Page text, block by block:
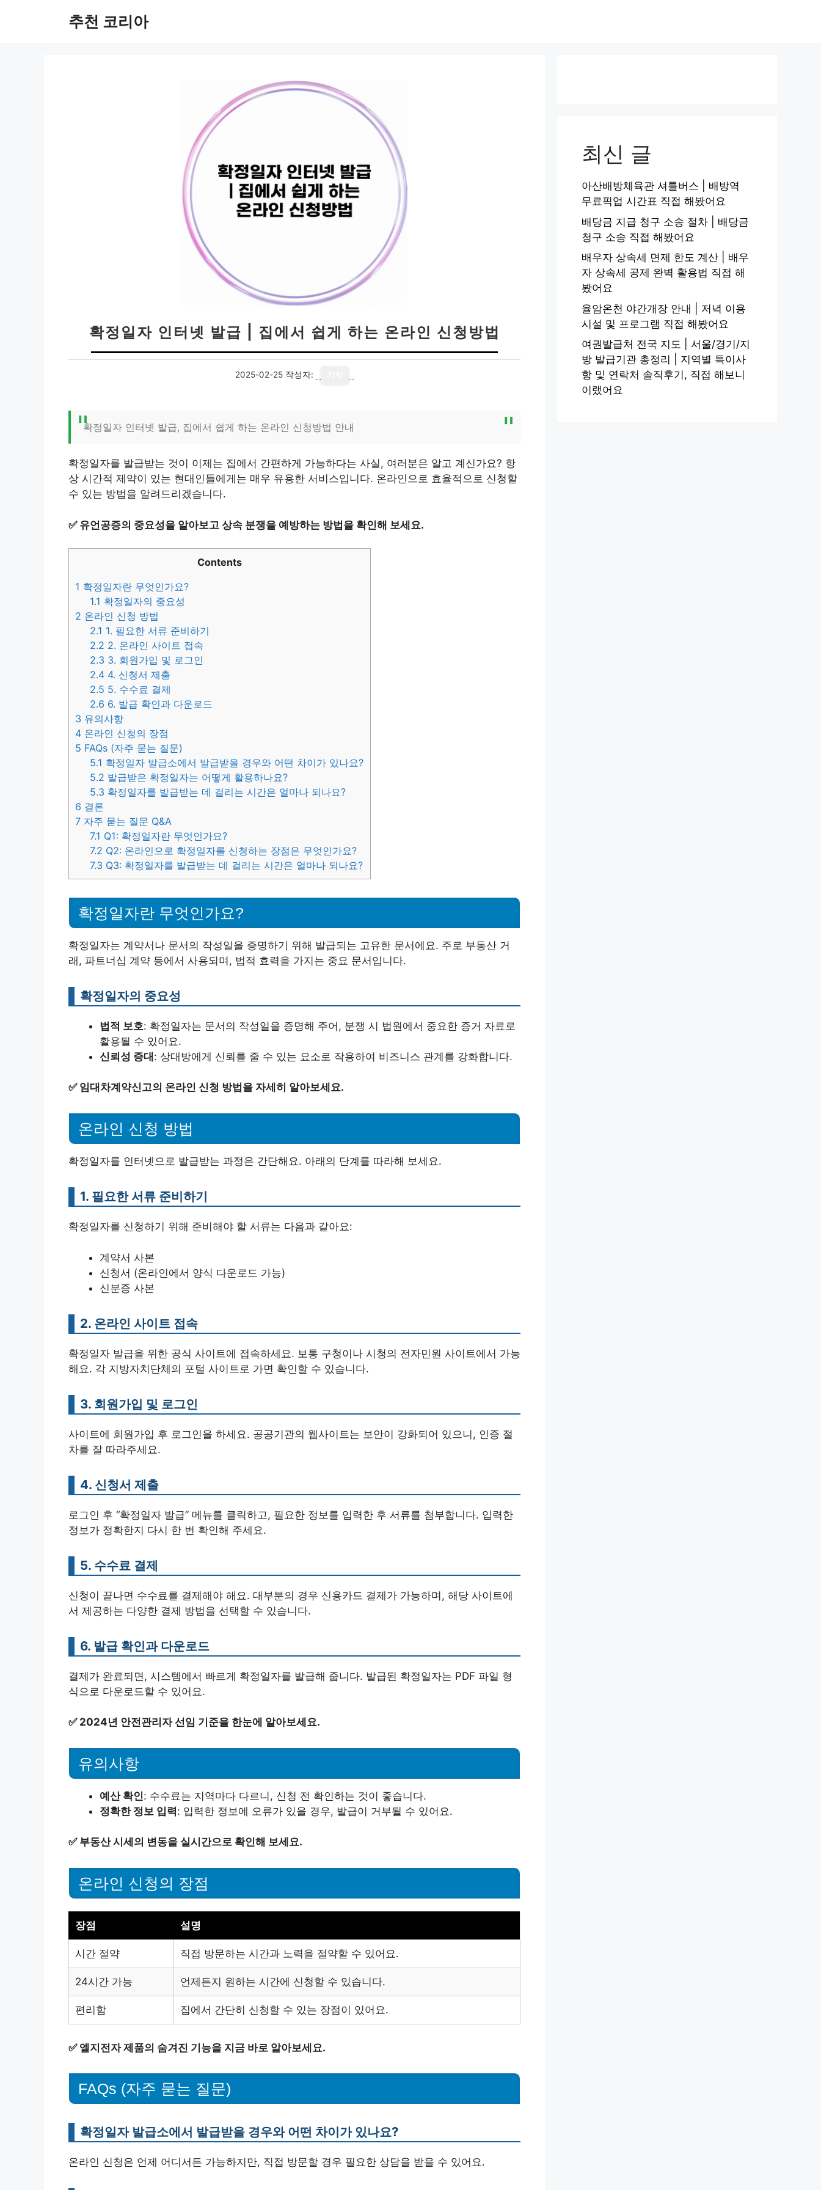
추천 코리아
확정일자 인터넷 발급 | 집에서 쉽게 하는 온라인 신청방법
2025-02-25 작성자:
확정일자 인터넷 발급, 집에서 쉽게 하는 온라인 신청방법 안내
확정일자를 발급받는 것이 이제는 집에서 간편하게 가능하다는 사실, 여러분은 알고 계신가요? 항
상 시간적 제약이 있는 현대인들에게는 매우 유용한 서비스입니다. 온라인으로 효율적으로 신청할
수 있는 방법을 알려드리겠습니다.
✅ 유언공증의 중요성을 알아보고 상속 분쟁을 예방하는 방법을 확인해 보세요.
Contents
1 확정일자란 무엇인가요?
1.1 확정일자의 중요성
2 온라인 신청 방법
2.1 1. 필요한 서류 준비하기
2.2 2. 온라인 사이트 접속
2.3 3. 회원가입 및 로그인
2.4 4. 신청서 제출
2.5 5. 수수료 결제
2.6 6. 발급 확인과 다운로드
3 유의사항
4 온라인 신청의 장점
5 FAQs (자주 묻는 질문)
5.1 확정일자 발급소에서 발급받을 경우와 어떤 차이가 있나요?
5.2 발급받은 확정일자는 어떻게 활용하나요?
5.3 확정일자를 발급받는 데 걸리는 시간은 얼마나 되나요?
6 결론
7 자주 묻는 질문 Q&A
7.1 Q1: 확정일자란 무엇인가요?
7.2 Q2: 온라인으로 확정일자를 신청하는 장점은 무엇인가요?
7.3 Q3: 확정일자를 발급받는 데 걸리는 시간은 얼마나 되나요?
확정일자란 무엇인가요?
확정일자는 계약서나 문서의 작성일을 증명하기 위해 발급되는 고유한 문서에요. 주로 부동산 거
래, 파트너십 계약 등에서 사용되며, 법적 효력을 가지는 중요 문서입니다.
확정일자의 중요성
법적 보호: 확정일자는 문서의 작성일을 증명해 주어, 분쟁 시 법원에서 중요한 증거 자료로
활용될 수 있어요.
신뢰성 증대: 상대방에게 신뢰를 줄 수 있는 요소로 작용하여 비즈니스 관계를 강화합니다.
✅ 임대차계약신고의 온라인 신청 방법을 자세히 알아보세요.
온라인 신청 방법
확정일자를 인터넷으로 발급받는 과정은 간단해요. 아래의 단계를 따라해 보세요.
1. 필요한 서류 준비하기
확정일자를 신청하기 위해 준비해야 할 서류는 다음과 같아요:
계약서 사본
신청서 (온라인에서 양식 다운로드 가능)
신분증 사본
2. 온라인 사이트 접속
확정일자 발급을 위한 공식 사이트에 접속하세요. 보통 구청이나 시청의 전자민원 사이트에서 가능
해요. 각 지방자치단체의 포털 사이트로 가면 확인할 수 있습니다.
3. 회원가입 및 로그인
사이트에 회원가입 후 로그인을 하세요. 공공기관의 웹사이트는 보안이 강화되어 있으니, 인증 절
차를 잘 따라주세요.
4. 신청서 제출
로그인 후 “확정일자 발급” 메뉴를 클릭하고, 필요한 정보를 입력한 후 서류를 첨부합니다. 입력한
정보가 정확한지 다시 한 번 확인해 주세요.
5. 수수료 결제
신청이 끝나면 수수료를 결제해야 해요. 대부분의 경우 신용카드 결제가 가능하며, 해당 사이트에
서 제공하는 다양한 결제 방법을 선택할 수 있습니다.
6. 발급 확인과 다운로드
결제가 완료되면, 시스템에서 빠르게 확정일자를 발급해 줍니다. 발급된 확정일자는 PDF 파일 형
식으로 다운로드할 수 있어요.
✅ 2024년 안전관리자 선임 기준을 한눈에 알아보세요.
유의사항
예산 확인: 수수료는 지역마다 다르니, 신청 전 확인하는 것이 좋습니다.
정확한 정보 입력: 입력한 정보에 오류가 있을 경우, 발급이 거부될 수 있어요.
✅ 부동산 시세의 변동을 실시간으로 확인해 보세요.
온라인 신청의 장점
장점 설명
시간 절약 직접 방문하는 시간과 노력을 절약할 수 있어요.
24시간 가능 언제든지 원하는 시간에 신청할 수 있습니다.
편리함 집에서 간단히 신청할 수 있는 장점이 있어요.
✅ 엘지전자 제품의 숨겨진 기능을 지금 바로 알아보세요.
FAQs (자주 묻는 질문)
확정일자 발급소에서 발급받을 경우와 어떤 차이가 있나요?
온라인 신청은 언제 어디서든 가능하지만, 직접 방문할 경우 필요한 상담을 받을 수 있어요.
최신 글
아산배방체육관 셔틀버스 | 배방역
무료픽업 시간표 직접 해봤어요
배당금 지급 청구 소송 절차 | 배당금
청구 소송 직접 해봤어요
배우자 상속세 면제 한도 계산 | 배우
자 상속세 공제 완벽 활용법 직접 해
봤어요
율암온천 야간개장 안내 | 저녁 이용
시설 및 프로그램 직접 해봤어요
여권발급처 전국 지도 | 서울/경기/지
방 발급기관 총정리 | 지역별 특이사
항 및 연락처 솔직후기, 직접 해보니
이랬어요